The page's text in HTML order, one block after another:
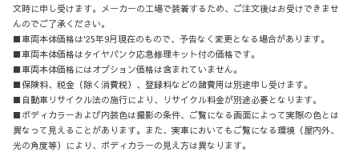
文時に申し受けます。メーカーの工場で装着するため、ご注文後はお受けできませ
んのでご了承ください。
■車両本体価格は'25年9月現在のもので、予告なく変更となる場合があります。
■車両本体価格はタイヤパンク応急修理キット付の価格です。
■車両本体価格にはオプション価格は含まれていません。
■保険料、税金（除く消費税）、登録料などの諸費用は別途申し受けます。
■自動車リサイクル法の施行により、リサイクル料金が別途必要となります。
■ボディカラーおよび内装色は撮影の条件、ご覧になる画面によって実際の色とは
異なって見えることがあります。また、実車においてもご覧になる環境（屋内外、
光の角度等）により、ボディカラーの見え方は異なります。